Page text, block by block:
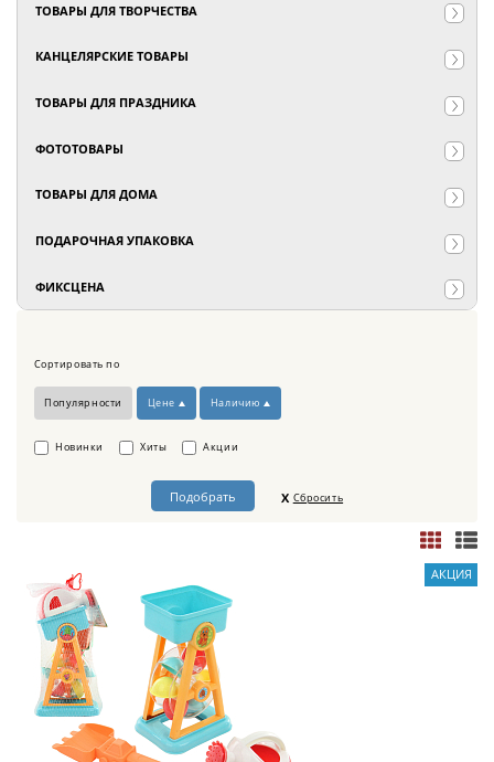
ТОВАРЫ ДЛЯ ТВОРЧЕСТВА
КАНЦЕЛЯРСКИЕ ТОВАРЫ
ТОВАРЫ ДЛЯ ПРАЗДНИКА
ФОТОТОВАРЫ
ТОВАРЫ ДЛЯ ДОМА
ПОДАРОЧНАЯ УПАКОВКА
ФИКСЦЕНА
Сортировать по
Популярности Цене Наличию
Сбросить
Новинки Хиты Акции
АКЦИЯ